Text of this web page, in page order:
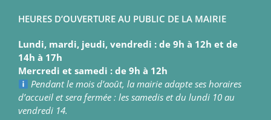
HEURES D’OUVERTURE AU PUBLIC DE LA MAIRIE
Lundi, mardi, jeudi, vendredi : de 9h à 12h et de
14h à 17h
Mercredi et samedi : de 9h à 12h
Pendant le mois d’août, la mairie adapte ses horaires
d’accueil et sera fermée : les samedis et du lundi 10 au
vendredi 14.